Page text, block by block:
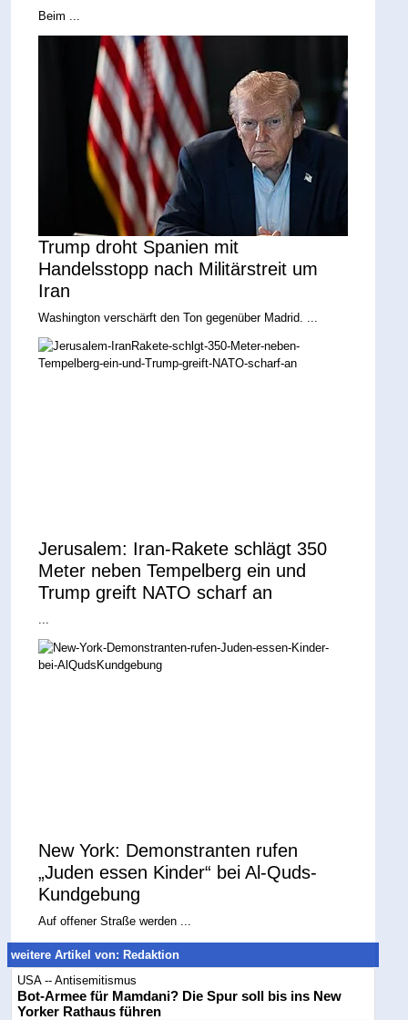
Beim ...
Trump droht Spanien mit
Handelsstopp nach Militärstreit um
Iran
Washington verschärft den Ton gegenüber Madrid. ...
Jerusalem: Iran-Rakete schlägt 350
Meter neben Tempelberg ein und
Trump greift NATO scharf an
...
New York: Demonstranten rufen
„Juden essen Kinder“ bei Al-Quds-
Kundgebung
Auf offener Straße werden ...
weitere Artikel von: Redaktion
USA -- Antisemitismus
Bot-Armee für Mamdani? Die Spur soll bis ins New
Yorker Rathaus führen